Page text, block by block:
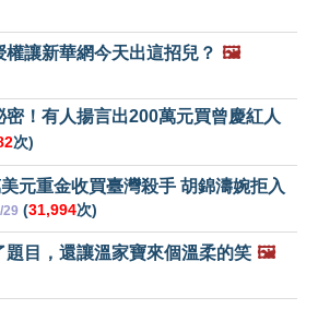
權讓新華網今天出這招兒？ 🖼️
！有人揚言出200萬元買曾慶紅人
次)
元重金收買臺灣殺手 胡錦濤婉拒入
29 (31,994次)
題目，還讓溫家寶來個溫柔的笑 🖼️